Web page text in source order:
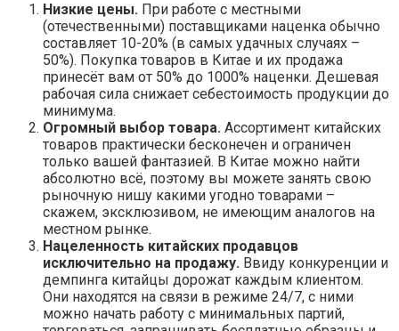
Низкие цены. При работе с местными
(отечественными) поставщиками наценка обычно
составляет 10-20% (в самых удачных случаях –
50%). Покупка товаров в Китае и их продажа
принесёт вам от 50% до 1000% наценки. Дешевая
рабочая сила снижает себестоимость продукции до
минимума.
Огромный выбор товара. Ассортимент китайских
товаров практически бесконечен и ограничен
только вашей фантазией. В Китае можно найти
абсолютно всё, поэтому вы можете занять свою
рыночную нишу какими угодно товарами –
скажем, эксклюзивом, не имеющим аналогов на
местном рынке.
Нацеленность китайских продавцов
исключительно на продажу. Ввиду конкуренции и
демпинга китайцы дорожат каждым клиентом.
Они находятся на связи в режиме 24/7, с ними
можно начать работу с минимальных партий,